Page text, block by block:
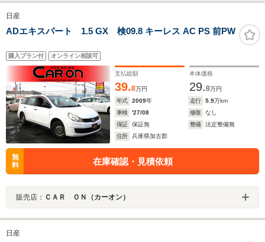
日産
ADエキスパート 1.5 GX 検09.8 キーレス AC PS 前PW
購入プラン付 オンライン相談可
支払総額
39.8万円
本体価格
29.8万円
年式
2009年 走行 5.9万km
車検
'27/08 修復
なし
保証
保証無 整備
法定整備無
住所
兵庫県加古郡
無
料
在庫確認・見積依頼
販売店： ＣＡＲ ＯＮ（カーオン）
日産